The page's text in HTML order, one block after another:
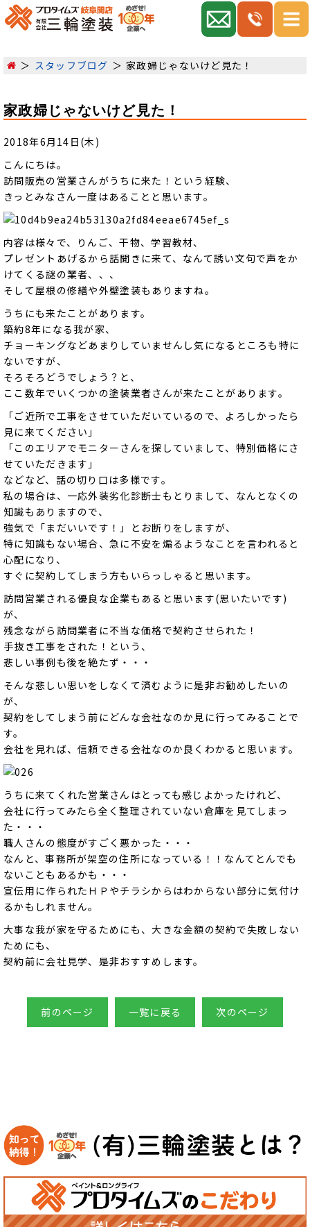
スタッフブログ 家政婦じゃないけど見た！
家政婦じゃないけど見た！
2018年6月14日(木)
こんにちは。
訪問販売の営業さんがうちに来た！という経験、
きっとみなさん一度はあることと思います。
内容は様々で、りんご、干物、学習教材、
プレゼントあげるから話聞きに来て、なんて誘い文句で声をか
けてくる謎の業者、、、
そして屋根の修繕や外壁塗装もありますね。
うちにも来たことがあります。
築約8年になる我が家、
チョーキングなどあまりしていませんし気になるところも特に
ないですが、
そろそろどうでしょう？と、
ここ数年でいくつかの塗装業者さんが来たことがあります。
「ご近所で工事をさせていただいているので、よろしかったら
見に来てください」
「このエリアでモニターさんを探していまして、特別価格にさ
せていただきます」
などなど、話の切り口は多様です。
私の場合は、一応外装劣化診断士もとりまして、なんとなくの
知識もありますので、
強気で「まだいいです！」とお断りをしますが、
特に知識もない場合、急に不安を煽るようなことを言われると
心配になり、
すぐに契約してしまう方もいらっしゃると思います。
訪問営業される優良な企業もあると思います(思いたいです)
が、
残念ながら訪問業者に不当な価格で契約させられた！
手抜き工事をされた！という、
悲しい事例も後を絶たず・・・
そんな悲しい思いをしなくて済むように是非お勧めしたいの
が、
契約をしてしまう前にどんな会社なのか見に行ってみることで
す。
会社を見れば、信頼できる会社なのか良くわかると思います。
うちに来てくれた営業さんはとっても感じよかったけれど、
会社に行ってみたら全く整理されていない倉庫を見てしまっ
た・・・
職人さんの態度がすごく悪かった・・・
なんと、事務所が架空の住所になっている！！なんてとんでも
ないこともあるかも・・・
宣伝用に作られたＨＰやチラシからはわからない部分に気付け
るかもしれません。
大事な我が家を守るためにも、大きな金額の契約で失敗しない
ためにも、
契約前に会社見学、是非おすすめします。
前のページ 一覧に戻る 次のページ